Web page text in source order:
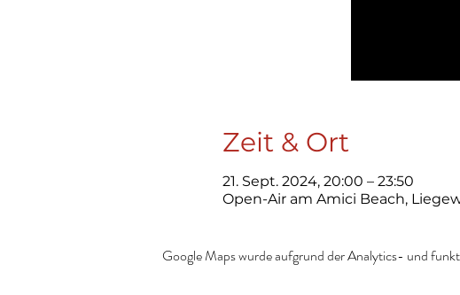
Zeit & Ort
21. Sept. 2024, 20:00 – 23:50
Open-Air am Amici Beach,
Google Maps wurde aufgrund der Analytics- und